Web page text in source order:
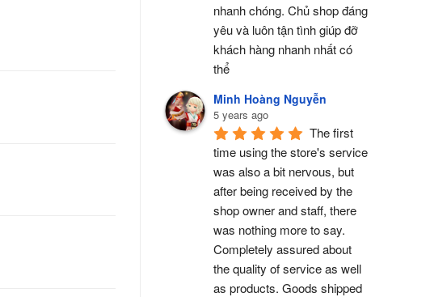
nhanh chóng. Chủ shop đáng
yêu và luôn tận tình giúp đỡ
khách hàng nhanh nhất có
thể
Minh Hoàng Nguyễn
5 years ago
The first
time using the store's service
was also a bit nervous, but
after being received by the
shop owner and staff, there
was nothing more to say.
Completely assured about
the quality of service as well
as products. Goods shipped